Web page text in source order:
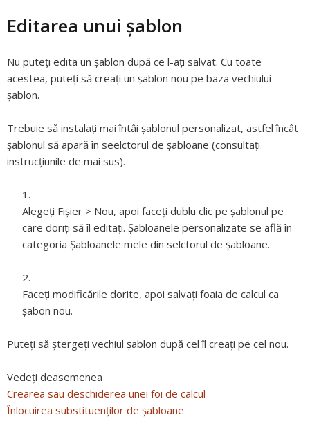
Editarea unui șablon
Nu puteți edita un șablon după ce l-ați salvat. Cu toate
acestea, puteți să creați un șablon nou pe baza vechiului
șablon.
Trebuie să instalați mai întâi șablonul personalizat, astfel încât
șablonul să apară în seelctorul de șabloane (consultați
instrucțiunile de mai sus).
Alegeți Fișier > Nou, apoi faceți dublu clic pe șablonul pe
care doriți să îl editați. Șabloanele personalizate se află în
categoria Șabloanele mele din selctorul de șabloane.
Faceți modificările dorite, apoi salvați foaia de calcul ca
șabon nou.
Puteți să ștergeți vechiul șablon după cel îl creați pe cel nou.
Vedeți deasemenea
Crearea sau deschiderea unei foi de calcul
Înlocuirea substituenților de șabloane